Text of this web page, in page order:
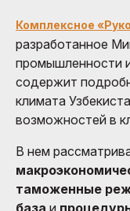
Комплексное
разработанное
промышленности
содержит
климата
возможностей в
В нем
таможенные
база и